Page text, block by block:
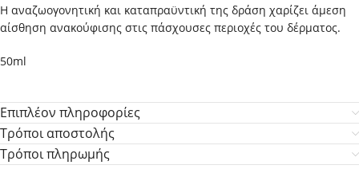
Η αναζωογονητική και καταπραϋντική της δράση χαρίζει άμεση
αίσθηση ανακούφισης στις πάσχουσες περιοχές του δέρματος.
50ml
Επιπλέον πληροφορίες
Τρόποι αποστολής
Τρόποι πληρωμής